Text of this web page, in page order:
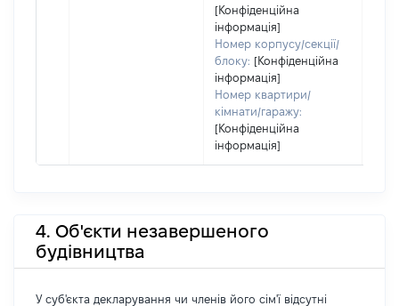
[Конфіденційна
інформація]
Номер корпусу/секції/
блоку: [Конфіденційна
інформація]
Номер квартири/
кімнати/гаражу:
[Конфіденційна
інформація]
4. Об'єкти незавершеного
будівництва
У суб'єкта декларування чи членів його сім'ї відсутні